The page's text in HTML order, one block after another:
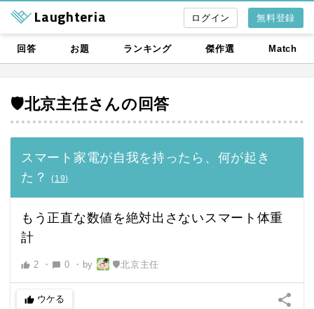
Laughteria 無料登録
回答 お題 ランキング 傑作選 Match
🛡北京主任さんの回答
スマート家電が自我を持ったら、何が起き
た？
(19)
もう正直な数値を絶対出さないスマート体重
計
thumb_up 2 ・ chat_bubble 0 ・ by 🛡北京主任
thumb_up ウケる share